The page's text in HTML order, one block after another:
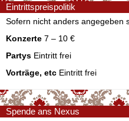
Eintrittspreispolitik
Sofern nicht anders angegeben
Konzerte 7 – 10 €
Partys Eintritt frei
Vorträge, etc Eintritt frei
Spende ans Nexus